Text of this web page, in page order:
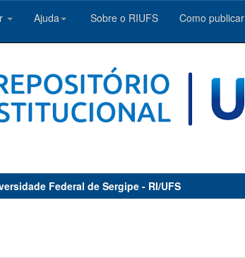
Ajuda Sobre o RIUFS Como publicar
Federal de Sergipe - RI/UFS